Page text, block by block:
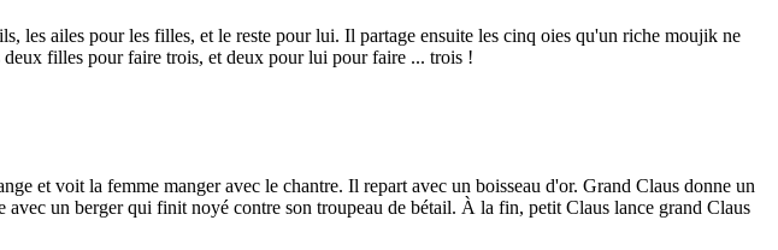
les ailes pour les filles, et le reste pour lui. Il partage ensuite les cinq oies qu'un riche moujik ne
filles pour faire trois, et deux pour lui pour faire ... trois !
et voit la femme manger avec le chantre. Il repart avec un boisseau d'or. Grand Claus donne un
un berger qui finit noyé contre son troupeau de bétail. À la fin, petit Claus lance grand Claus